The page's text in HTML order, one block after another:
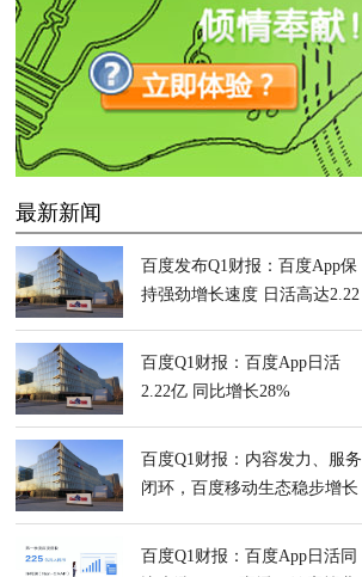
最新新闻
百度发布Q1财报：百度App保
持强劲增长速度 日活高达2.22
百度Q1财报：百度App日活
2.22亿 同比增长28%
百度Q1财报：内容发力、服务
闭环，百度移动生态稳步增长
百度Q1财报：百度App日活同